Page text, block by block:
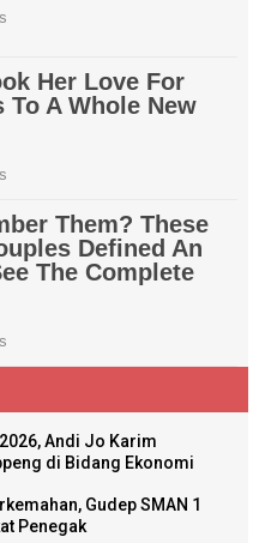
Andi Jo Karim
di Bidang Ekonomi
Gudep SMAN 1
Penegak